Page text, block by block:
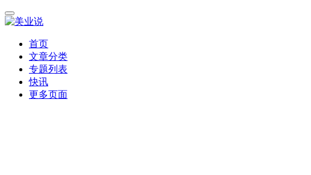
首页
文章分类
专题列表
快讯
更多页面